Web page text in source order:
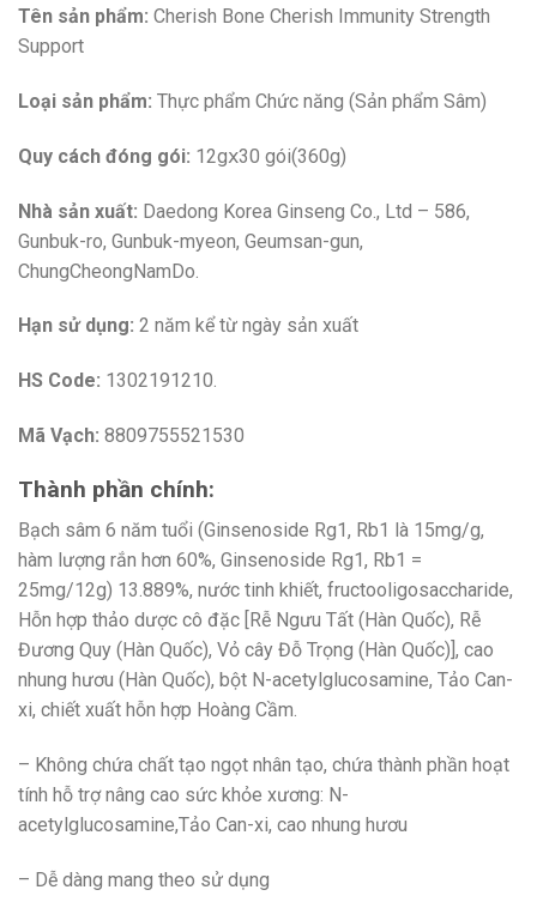
Tên sản phẩm: Cherish Bone Cherish Immunity Strength
Support
Loại sản phẩm: Thực phẩm Chức năng (Sản phẩm Sâm)
Quy cách đóng gói: 12gⅹ30 gói(360g)
Nhà sản xuất: Daedong Korea Ginseng Co., Ltd – 586,
Gunbuk-ro, Gunbuk-myeon, Geumsan-gun,
ChungCheongNamDo.
Hạn sử dụng: 2 năm kể từ ngày sản xuất
HS Code: 1302191210.
Mã Vạch: 8809755521530
Thành phần chính:
Bạch sâm 6 năm tuổi (Ginsenoside Rg1, Rb1 là 15mg/g,
hàm lượng rắn hơn 60%, Ginsenoside Rg1, Rb1 =
25mg/12g) 13.889%, nước tinh khiết, fructooligosaccharide,
Hỗn hợp thảo dược cô đặc [Rễ Ngưu Tất (Hàn Quốc), Rễ
Đương Quy (Hàn Quốc), Vỏ cây Đỗ Trọng (Hàn Quốc)], cao
nhung hươu (Hàn Quốc), bột N-acetylglucosamine, Tảo Can-
xi, chiết xuất hỗn hợp Hoàng Cầm.
– Không chứa chất tạo ngọt nhân tạo, chứa thành phần hoạt
tính hỗ trợ nâng cao sức khỏe xương: N-
acetylglucosamine,Tảo Can-xi, cao nhung hươu
– Dễ dàng mang theo sử dụng